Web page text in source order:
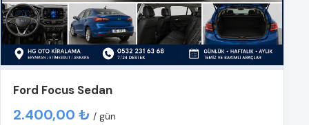
Ford Focus Sedan
2.400,00 ₺ / gün